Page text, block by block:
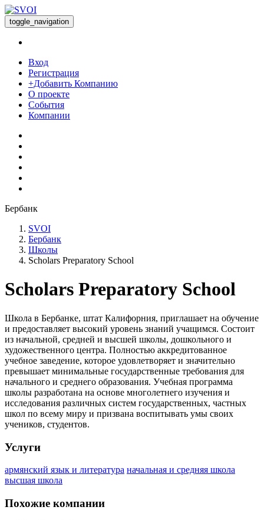
toggle_navigation
Вход
Регистрация
+Добавить Компанию
О проекте
События
Компании
Бербанк
SVOI
Бербанк
Школы
Scholars Preparatory School
Scholars Preparatory School
Школа в Бербанке, штат Калифорния, приглашает на обучение
и предоставляет высокий уровень знаний учащимся. Состоит
из начальной, средней и высшей школы, дошкольного и
художественного центра. Полностью аккредитованное
учебное заведение, которое удовлетворяет и значительно
превышает минимальные государственные требования для
начального и среднего образования. Учебная программа
школы разработана на основе многолетнего изучения и
исследования различных систем государственных, частных
школ по всему миру и призвана воспитывать умы своих
учеников, студентов.
Услуги
армянский язык и литература начальная и средняя школа
высшая школа
Похожие компании